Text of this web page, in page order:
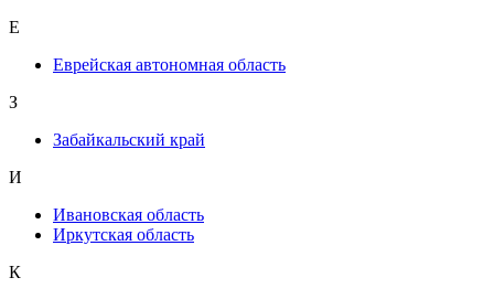
Е
Еврейская автономная область
З
Забайкальский край
И
Ивановская область
Иркутская область
К